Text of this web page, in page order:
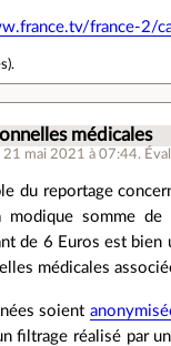
france-2/
).
médicales
21 mai 2021 à 07:44.
du reportage
modique somme
de 6 Euros est
médicales
soient
filtrage réalisé par